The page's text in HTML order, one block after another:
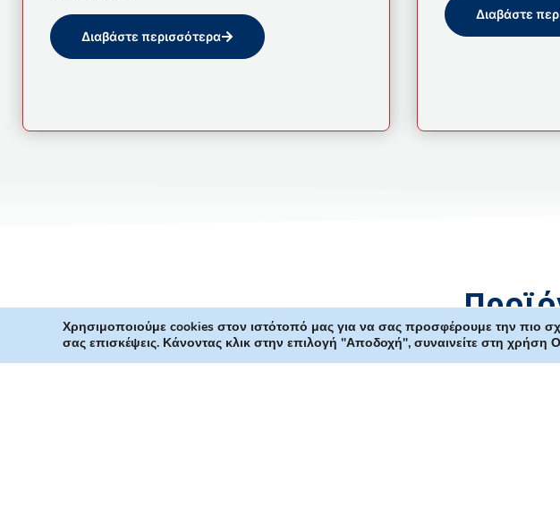
Διαβάστε περισσότερα
Διαβάστε
Χρησιμοποιούμε cookies στον ιστότοπό μας για να σας προσφέρουμε την πιο
σας επισκέψεις. Κάνοντας κλικ στην επιλογή "Αποδοχή", συναινείτε στη